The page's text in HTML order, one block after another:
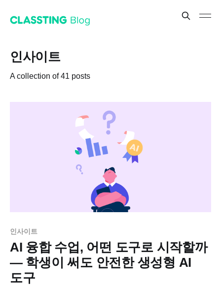
인사이트
A collection of 41 posts
인사이트
AI 융합 수업, 어떤 도구로 시작할까
— 학생이 써도 안전한 생성형 AI
도구